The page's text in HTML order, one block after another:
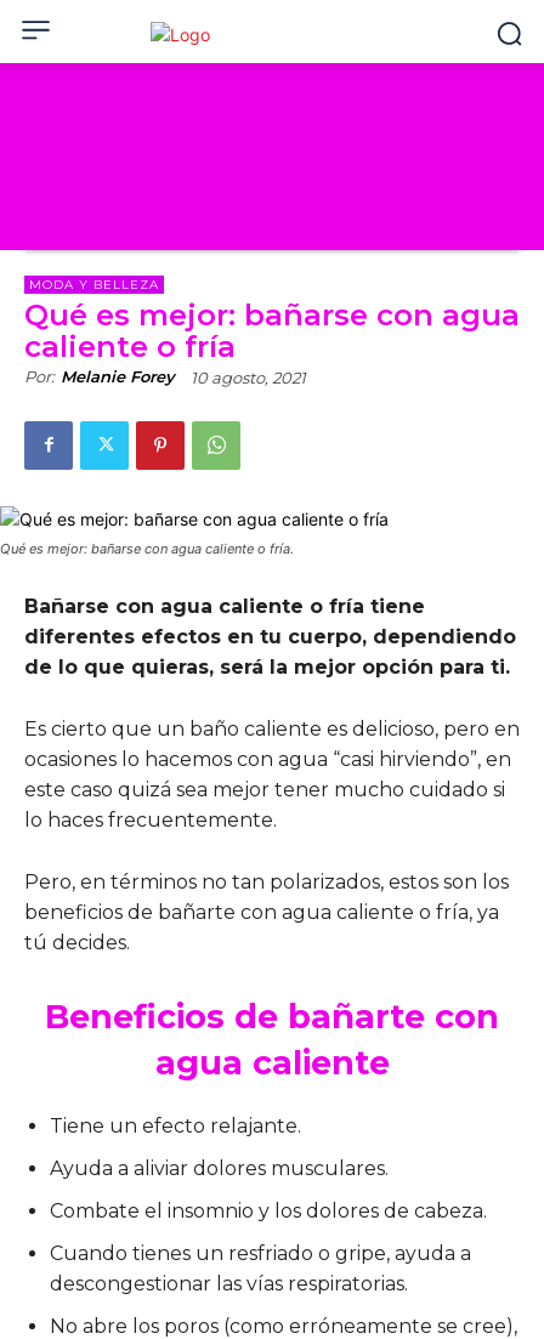
MODA Y BELLEZA
Qué es mejor: bañarse con agua
caliente o fría
Por: Melanie Forey 10 agosto, 2021
Qué es mejor: bañarse con agua caliente o fría.
Bañarse con agua caliente o fría tiene
diferentes efectos en tu cuerpo, dependiendo
de lo que quieras, será la mejor opción para ti.
Es cierto que un baño caliente es delicioso, pero en
ocasiones lo hacemos con agua “casi hirviendo”, en
este caso quizá sea mejor tener mucho cuidado si
lo haces frecuentemente.
Pero, en términos no tan polarizados, estos son los
beneficios de bañarte con agua caliente o fría, ya
tú decides.
Beneficios de bañarte con
agua caliente
Tiene un efecto relajante.
Ayuda a aliviar dolores musculares.
Combate el insomnio y los dolores de cabeza.
Cuando tienes un resfriado o gripe, ayuda a
descongestionar las vías respiratorias.
No abre los poros (como erróneamente se cree),